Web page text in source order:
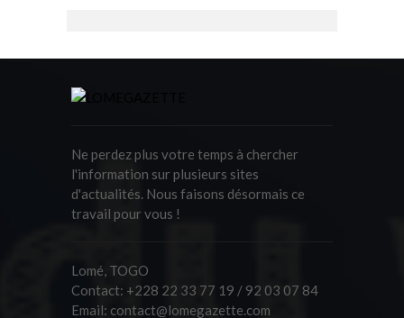
Ne perdez plus votre temps à chercher
l'information sur plusieurs sites
d'actualités. Nous faisons désormais ce
travail pour vous !
Lomé, TOGO
Contact: +228 22 33 77 19 / 92 03 07 84
Email: contact@lomegazette.com